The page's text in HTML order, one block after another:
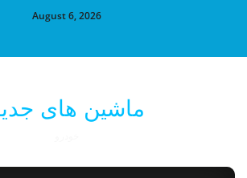
August 6, 2026
ماشین های جدید